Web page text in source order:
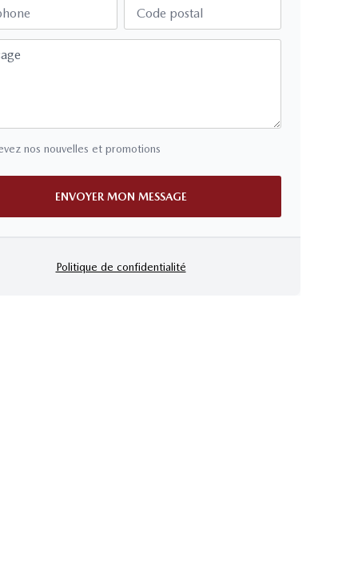
Code postal
nos nouvelles et promotions
ENVOYER MON MESSAGE
Politique de confidentialité